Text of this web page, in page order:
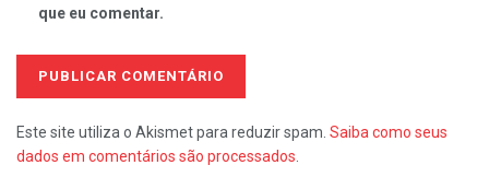
que eu comentar.
Este site utiliza o Akismet para reduzir spam. Saiba como seus
dados em comentários são processados